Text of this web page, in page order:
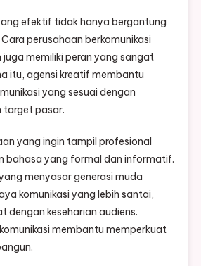
efektif tidak hanya bergantung
perusahaan berkomunikasi
memiliki peran yang sangat
itu, agensi kreatif membantu
yang sesuai dengan
target pasar.
yang ingin tampil profesional
bahasa yang formal dan informatif.
menyasar generasi muda
komunikasi yang lebih santai,
dengan keseharian audiens.
membantu memperkuat